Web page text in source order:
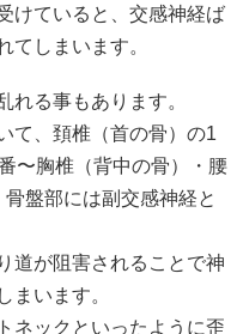
道が阻害されることで神
ネックといったように歪
神経の働きが悪くなって
つしか疲れ果て、その警
悸、めまい、耳鳴り、腹
感といった様々な不調症